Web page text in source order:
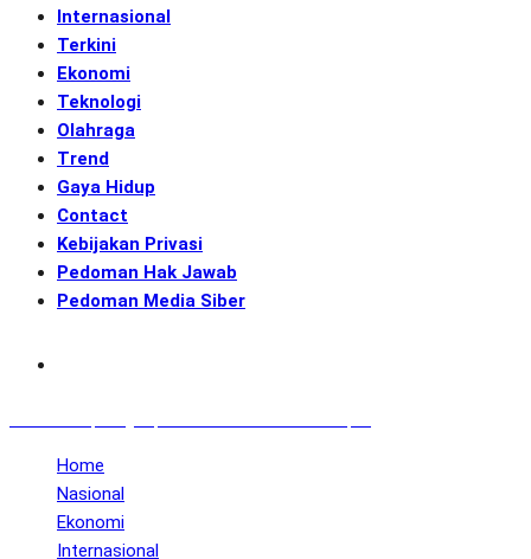
Internasional
Terkini
Ekonomi
Teknologi
Olahraga
Trend
Gaya Hidup
Contact
Kebijakan Privasi
Pedoman Hak Jawab
Pedoman Media Siber
Home
Nasional
Ekonomi
Internasional